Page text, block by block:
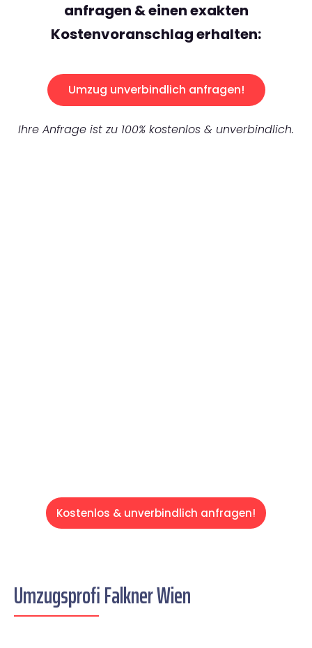
anfragen & einen exakten
Kostenvoranschlag erhalten:
Umzug unverbindlich anfragen!
Ihre Anfrage ist zu 100% kostenlos & unverbindlich.
Kostenlos & unverbindlich anfragen!
Umzugsprofi Falkner Wien